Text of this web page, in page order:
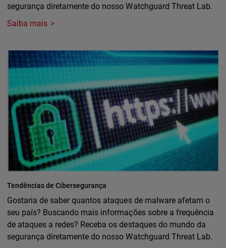
segurança diretamente do nosso Watchguard Threat Lab.
Saiba mais
Tendências de Cibersegurança
Gostaria de saber quantos ataques de malware afetam o
seu país? Buscando mais informações sobre a frequência
de ataques a redes? Receba os destaques do mundo da
segurança diretamente do nosso Watchguard Threat Lab.